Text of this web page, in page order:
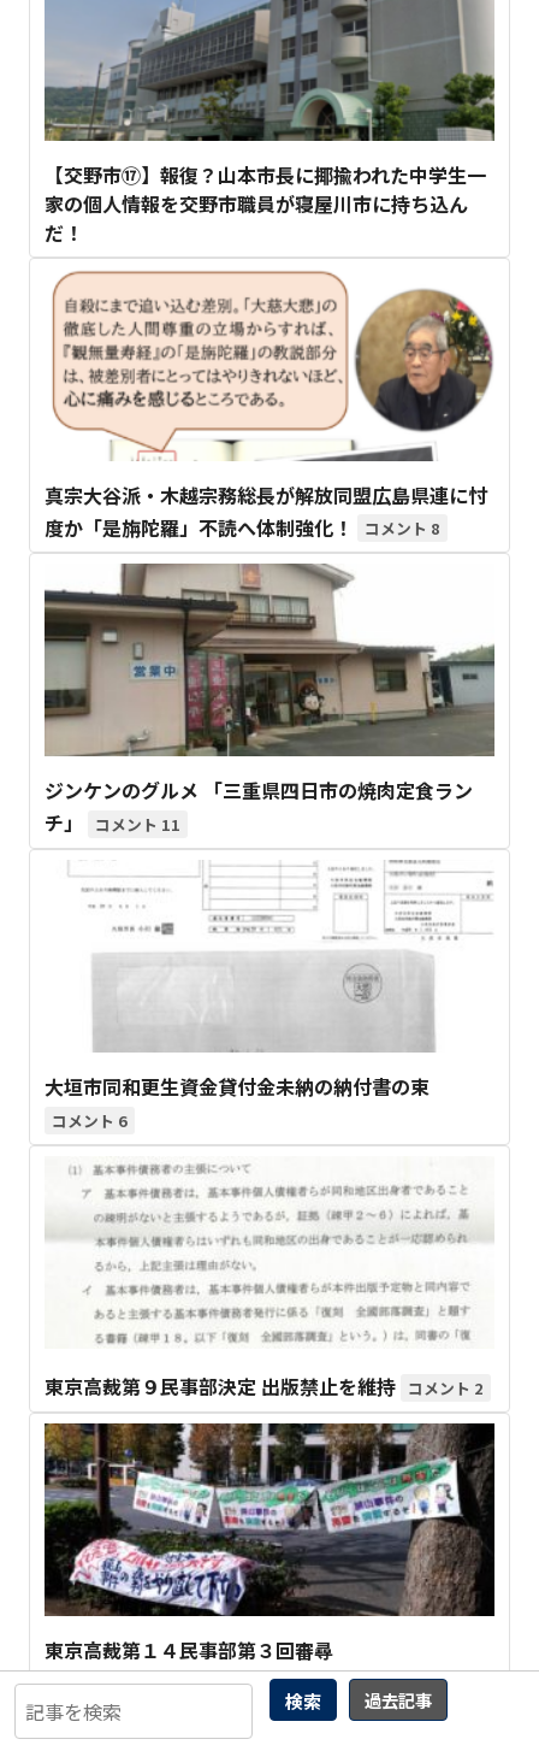
検索 過去記事
【交野市⑰】報復？山本市長に揶揄われた中学生一
家の個人情報を交野市職員が寝屋川市に持ち込ん
だ！
真宗大谷派・木越宗務総長が解放同盟広島県連に忖
度か「是旃陀羅」不読へ体制強化！
8
ジンケンのグルメ 「三重県四日市の焼肉定食ラン
チ」
11
大垣市同和更生資金貸付金未納の納付書の束
6
東京高裁第９民事部決定 出版禁止を維持 2
東京高裁第１４民事部第３回審尋